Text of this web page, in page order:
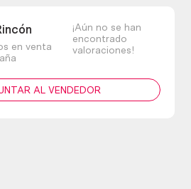
en venta
¡Aún no se han
encontrado
valoraciones!
AL VENDEDOR